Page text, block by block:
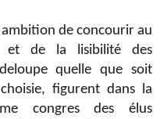
de concourir au
et de la lisibilité des
quelle que soit
figurent dans la
congres des élus